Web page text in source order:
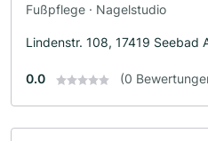
Fußpflege · Nagelstudio
Lindenstr. 108, 17419 Seebad
0.0 (0